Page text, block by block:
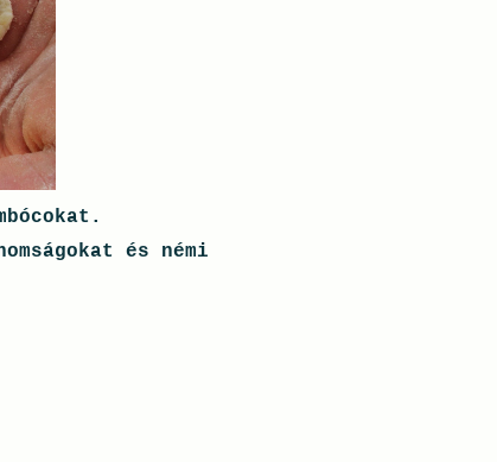
és némi